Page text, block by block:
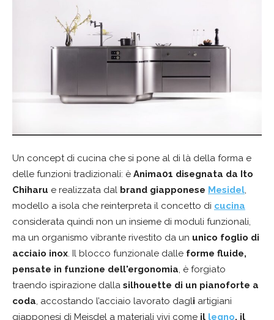
Un concept di cucina che si pone al di là della forma e
delle funzioni tradizionali: è Anima01 disegnata da Ito
Chiharu e realizzata dal brand giapponese Mesidel,
modello a isola che reinterpreta il concetto di cucina
considerata quindi non un insieme di moduli funzionali,
ma un organismo vibrante rivestito da un unico foglio di
acciaio inox. Il blocco funzionale dalle forme fluide,
pensate in funzione dell'ergonomia, è forgiato
traendo ispirazione dalla silhouette di un pianoforte a
coda, accostando l’acciaio lavorato dagli artigiani
giapponesi di Meisdel a materiali vivi come il legno, il